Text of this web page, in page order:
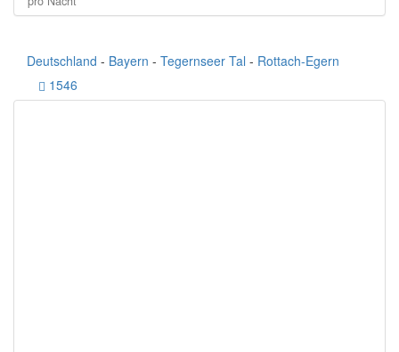
Deutschland - Bayern - Tegernseer Tal - Rottach-Egern
1546